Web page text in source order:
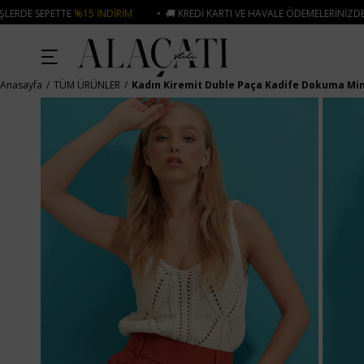
• 🚚 KREDI KARTI VE HAVALE ÖDEMELERINIZDE 750₺ ÜZERI KARGO
Anasayfa TÜM ÜRÜNLER Kadın Kiremit Duble Paça Kadife Dokuma Mini